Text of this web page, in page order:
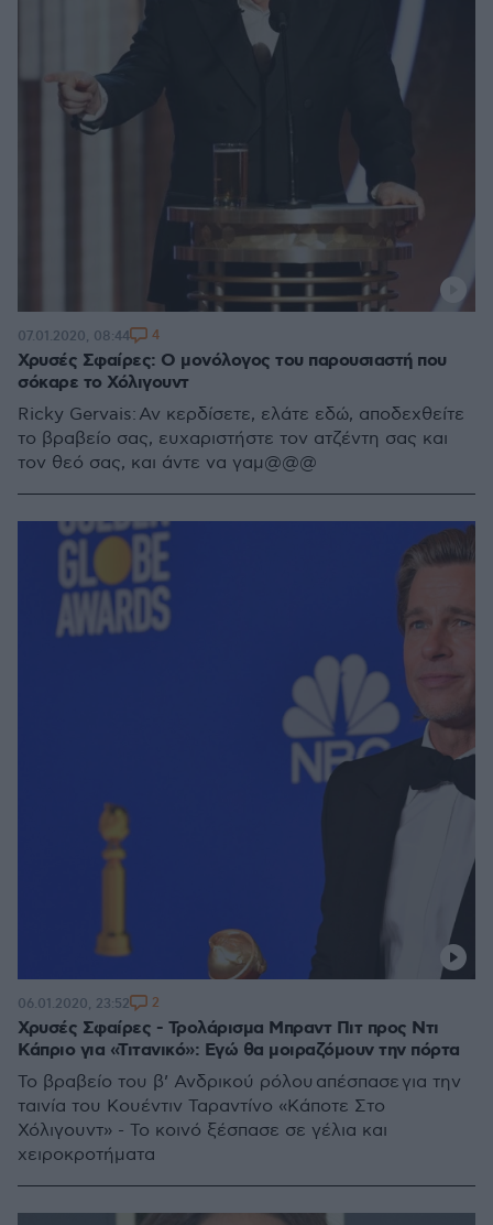
Χρυσές Σφαίρες: Ο μονόλογος του παρουσιαστή που
σόκαρε το Χόλιγουντ
Ricky Gervais: Αν κερδίσετε, ελάτε εδώ, αποδεχθείτε
το βραβείο σας, ευχαριστήστε τον ατζέντη σας και
τον θεό σας, και άντε να γαμ@@@
07.01.2020, 08:44 4
Χρυσές Σφαίρες - Τρολάρισμα Μπραντ Πιτ προς Ντι
Κάπριο για «Τιτανικό»: Εγώ θα μοιραζόμουν την πόρτα
Το βραβείο του β’ Ανδρικού ρόλου απέσπασε για την
ταινία του Κουέντιν Ταραντίνο «Κάποτε Στο
Χόλιγουντ» - Το κοινό ξέσπασε σε γέλια και
χειροκροτήματα
06.01.2020, 23:52 2